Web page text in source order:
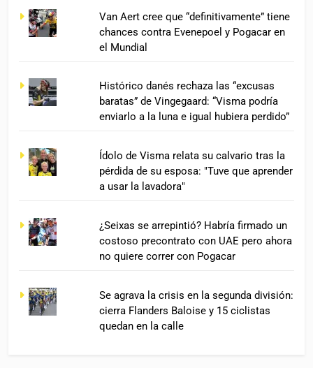
Van Aert cree que “definitivamente” tiene
chances contra Evenepoel y Pogacar en
el Mundial
Histórico danés rechaza las “excusas
baratas” de Vingegaard: “Visma podría
enviarlo a la luna e igual hubiera perdido”
Ídolo de Visma relata su calvario tras la
pérdida de su esposa: "Tuve que aprender
a usar la lavadora"
¿Seixas se arrepintió? Habría firmado un
costoso precontrato con UAE pero ahora
no quiere correr con Pogacar
Se agrava la crisis en la segunda división:
cierra Flanders Baloise y 15 ciclistas
quedan en la calle